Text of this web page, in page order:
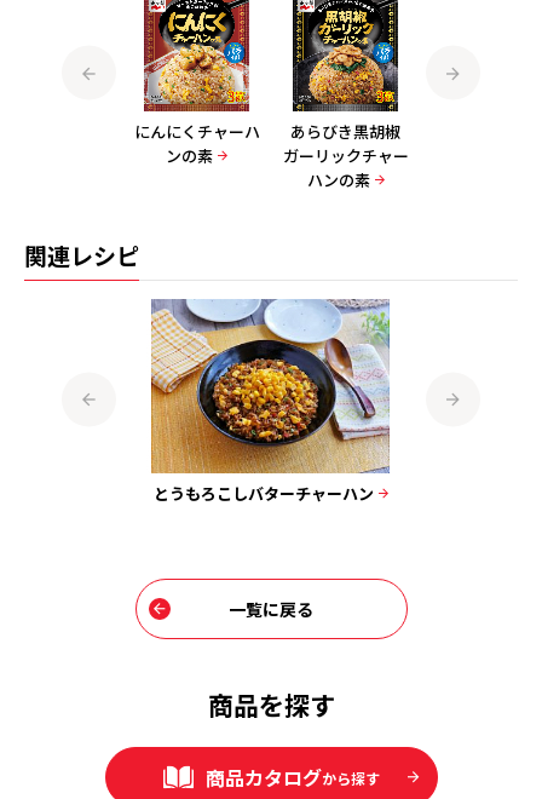
にんにくチャーハ
ンの素
あらびき黒胡椒
ガーリックチャー
ハンの素
関連レシピ
とうもろこしバターチャーハン
一覧に戻る
商品を探す
商品カタログから探す